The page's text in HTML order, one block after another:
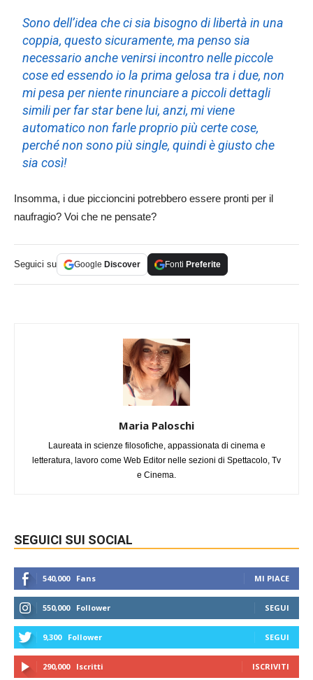
Sono dell’idea che ci sia bisogno di libertà in una
coppia, questo sicuramente, ma penso sia
necessario anche venirsi incontro nelle piccole
cose ed essendo io la prima gelosa tra i due, non
mi pesa per niente rinunciare a piccoli dettagli
simili per far star bene lui, anzi, mi viene
automatico non farle proprio più certe cose,
perché non sono più single, quindi è giusto che
sia così!
Insomma, i due piccioncini potrebbero essere pronti per il
naufragio? Voi che ne pensate?
Seguici su Google Discover Fonti Preferite
Maria Paloschi
Laureata in scienze filosofiche, appassionata di cinema e
letteratura, lavoro come Web Editor nelle sezioni di Spettacolo, Tv
e Cinema.
SEGUICI SUI SOCIAL
540,000 Fans MI PIACE
550,000 Follower SEGUI
9,300 Follower SEGUI
290,000 Iscritti ISCRIVITI